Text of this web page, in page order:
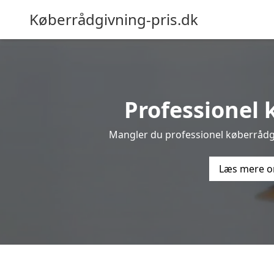
Køberrådgivning-pris.dk
Professionel
Mangler du professionel
Læs mere